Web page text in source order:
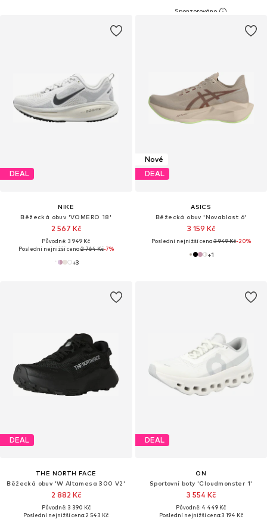
DEAL
NIKE
Běžecká obuv 'VOMERO 18'
2 567 Kč
Původně: 3 949 Kč
Poslední nejnižší cena:2 764 Kč-7%
+3
Nové
DEAL
ASICS
Běžecká obuv 'Novablast 6'
3 159 Kč
Poslední nejnižší cena:3 949 Kč-20%
+1
DEAL
THE NORTH FACE
Běžecká obuv 'W Altamesa 300 V2'
2 882 Kč
Původně: 3 390 Kč
Poslední nejnižší cena:2 543 Kč
DEAL
ON
Sportovní boty 'Cloudmonster 1'
3 554 Kč
Původně: 4 449 Kč
Poslední nejnižší cena:3 194 Kč